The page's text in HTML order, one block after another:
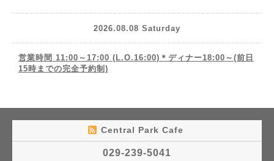
2026.08.08 Saturday
営業時間 11:00～17:00 (L.O.16:00)＊ディナー18:00～(前日
15時までの完全予約制)
Central Park Cafe
029-239-5041